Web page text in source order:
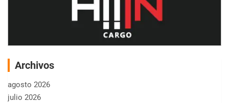
Archivos
agosto 2026
julio 2026